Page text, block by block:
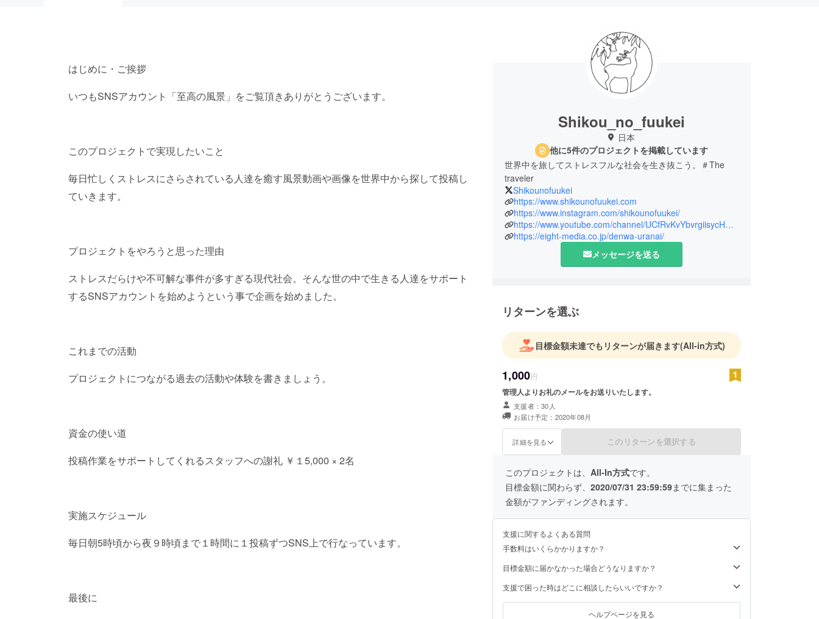
はじめに・ご挨拶
いつもSNSアカウント「至高の風景」をご覧頂きありがとうございます。
このプロジェクトで実現したいこと
毎日忙しくストレスにさらされている人達を癒す風景動画や画像を世界中から探して投稿し
ていきます。
プロジェクトをやろうと思った理由
ストレスだらけや不可解な事件が多すぎる現代社会。そんな世の中で生きる人達をサポート
するSNSアカウントを始めようという事で企画を始めました。
これまでの活動
プロジェクトにつながる過去の活動や体験を書きましょう。
資金の使い道
投稿作業をサポートしてくれるスタッフへの謝礼 ￥１5,000 × 2名
実施スケジュール
毎日朝5時頃から夜９時頃まで１時間に１投稿ずつSNS上で行なっています。
最後に
Shikou_no_fuukei
日本
他に5件のプロジェクトを掲載しています
世界中を旅してストレスフルな社会を生き抜こう。＃The
traveler
Shikounofuukei
https://www.shikounofuukei.com
https://www.instagram.com/shikounofuukei/
https://www.youtube.com/channel/UCfRvKvYbvrgiisycHUUHMmw/
https://eight-media.co.jp/denwa-uranai/
メッセージを送る
リターンを選ぶ
目標金額未達でもリターンが届きます(All-in方式)
1,000円
管理人よりお礼のメールをお送りいたします。
支援者：30人
お届け予定：2020年08月
詳細を見る このリターンを選択する
このプロジェクトは、 All-In方式です。
目標金額に関わらず、 2020/07/31 23:59:59までに集まった
金額がファンディングされます。
支援に関するよくある質問
手数料はいくらかかりますか？
目標金額に届かなかった場合どうなりますか？
支援で困った時はどこに相談したらいいですか？
ヘルプページを見る